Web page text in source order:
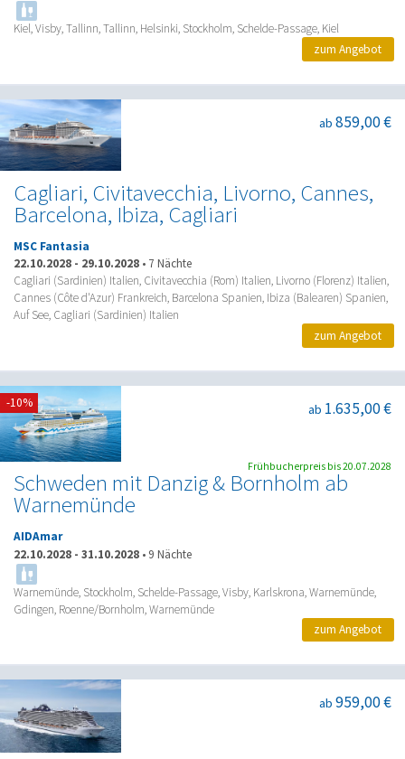
Kiel, Visby, Tallinn, Tallinn, Helsinki, Stockholm, Schelde-Passage, Kiel
zum Angebot
Cagliari, Civitavecchia, Livorno, Cannes,
Barcelona, Ibiza, Cagliari
ab 859,00 €
MSC Fantasia
22.10.2028 - 29.10.2028 • 7 Nächte
Cagliari (Sardinien) Italien, Civitavecchia (Rom) Italien, Livorno (Florenz) Italien,
Cannes (Côte d'Azur) Frankreich, Barcelona Spanien, Ibiza (Balearen) Spanien,
Auf See, Cagliari (Sardinien) Italien
zum Angebot
Schweden mit Danzig & Bornholm ab
Warnemünde
ab 1.635,00 €
AIDAmar
22.10.2028 - 31.10.2028 • 9 Nächte
Warnemünde, Stockholm, Schelde-Passage, Visby, Karlskrona, Warnemünde,
Gdingen, Roenne/Bornholm, Warnemünde
-10%
Frühbucherpreis bis 20.07.2028
zum Angebot
ab 959,00 €